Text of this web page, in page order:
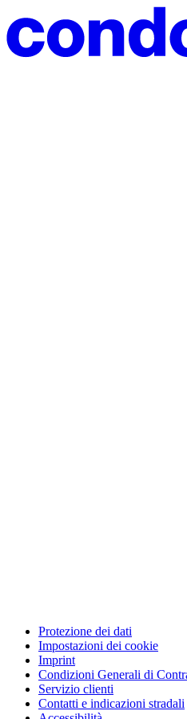
Protezione dei dati
Impostazioni dei cookie
Imprint
Condizioni Generali di
Servizio clienti
Contatti e indicazioni stradali